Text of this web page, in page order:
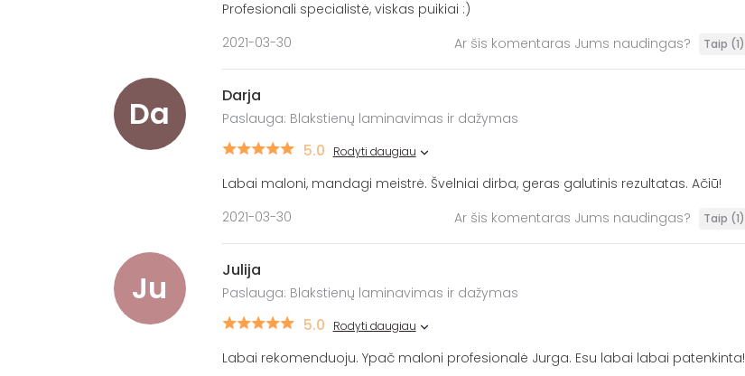
Profesionali specialistė, viskas puikiai :)
2021-03-30
Ar šis komentaras Jums naudingas? Taip (1)
Da Darja
Paslauga: Blakstienų laminavimas ir dažymas
5.0 Rodyti daugiau
Labai maloni, mandagi meistrė. Švelniai dirba, geras galutinis rezultatas. Ačiū!
2021-03-30
Ar šis komentaras Jums naudingas? Taip (1)
Ju Julija
Paslauga: Blakstienų laminavimas ir dažymas
5.0 Rodyti daugiau
Labai rekomenduoju. Ypač maloni profesionalė Jurga. Esu labai labai patenkinta!